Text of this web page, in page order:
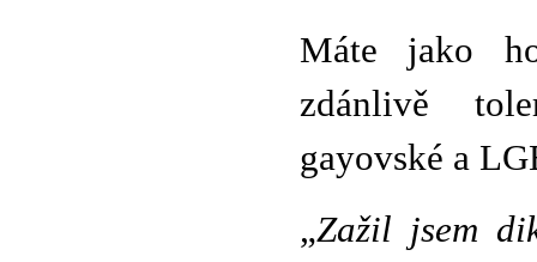
Máte jako
zdánlivě
gayovské a
„Zažil jsem